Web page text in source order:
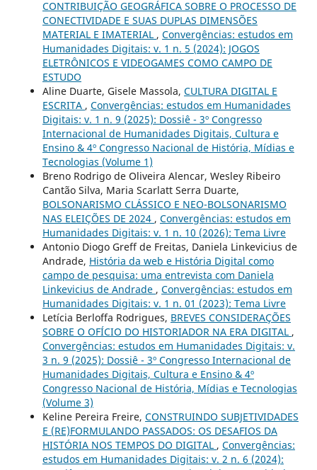
CONTRIBUIÇÃO GEOGRÁFICA SOBRE O PROCESSO DE
CONECTIVIDADE E SUAS DUPLAS DIMENSÕES
MATERIAL E IMATERIAL , Convergências: estudos em
Humanidades Digitais: v. 1 n. 5 (2024): JOGOS
ELETRÔNICOS E VIDEOGAMES COMO CAMPO DE
ESTUDO
Aline Duarte, Gisele Massola, CULTURA DIGITAL E
ESCRITA , Convergências: estudos em Humanidades
Digitais: v. 1 n. 9 (2025): Dossiê - 3º Congresso
Internacional de Humanidades Digitais, Cultura e
Ensino & 4º Congresso Nacional de História, Mídias e
Tecnologias (Volume 1)
Breno Rodrigo de Oliveira Alencar, Wesley Ribeiro
Cantão Silva, Maria Scarlatt Serra Duarte,
BOLSONARISMO CLÁSSICO E NEO-BOLSONARISMO
NAS ELEIÇÕES DE 2024 , Convergências: estudos em
Humanidades Digitais: v. 1 n. 10 (2026): Tema Livre
Antonio Diogo Greff de Freitas, Daniela Linkevicius de
Andrade, História da web e História Digital como
campo de pesquisa: uma entrevista com Daniela
Linkevicius de Andrade , Convergências: estudos em
Humanidades Digitais: v. 1 n. 01 (2023): Tema Livre
Letícia Berloffa Rodrigues, BREVES CONSIDERAÇÕES
SOBRE O OFÍCIO DO HISTORIADOR NA ERA DIGITAL ,
Convergências: estudos em Humanidades Digitais: v.
3 n. 9 (2025): Dossiê - 3º Congresso Internacional de
Humanidades Digitais, Cultura e Ensino & 4º
Congresso Nacional de História, Mídias e Tecnologias
(Volume 3)
Keline Pereira Freire, CONSTRUINDO SUBJETIVIDADES
E (RE)FORMULANDO PASSADOS: OS DESAFIOS DA
HISTÓRIA NOS TEMPOS DO DIGITAL , Convergências:
estudos em Humanidades Digitais: v. 2 n. 6 (2024):